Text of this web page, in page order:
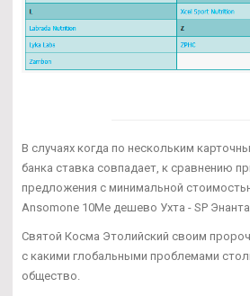
В случаях когда по нескольким
банка ставка совпадает, к сравнению
предложения с минимальной
Ansomone 10Me дешево Ухта - SP
Святой Косма Этолийский своим
с какими глобальными проблемами
общество.